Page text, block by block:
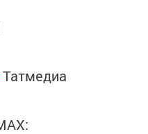
Татмедиа